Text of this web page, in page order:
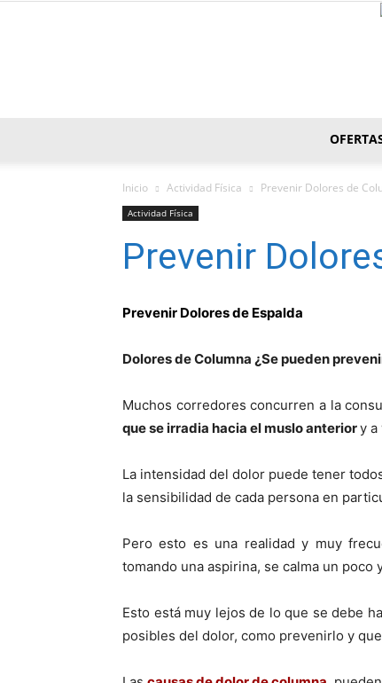
Inicio Actividad Fí­sica Prevenir Dolores de
Actividad Fí­sica
Prevenir
Prevenir Dolores de Espalda
Dolores de Columna ¿Se pueden
Muchos corredores concurren a la
que se irradia hacia el muslo anteriory a
La intensidad del dolor puede tener
la sensibilidad de cada persona en
Pero esto es una realidad y muy
tomando una aspirina, se calma un poco
Esto está muy lejos de lo que se debe
posibles del dolor, como prevenirlo y